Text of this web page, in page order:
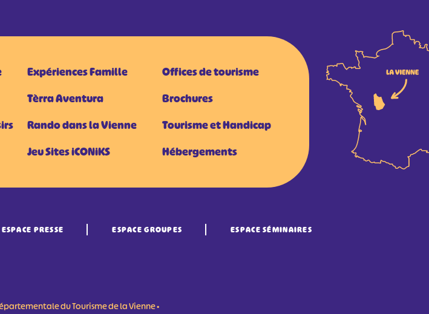
Expériences Famille
Tèrra Aventura
Rando dans la Vienne
Jeu Sites iCONiKS
Offices de tourisme
Brochures
Tourisme et Handicap
Hébergements
ESPACE PRESSE ESPACE GROUPES ESPACE SÉMINAIRES
du Tourisme de la Vienne •